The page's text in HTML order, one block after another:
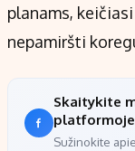
planams,
nepamiršti
Skaitykite
platformoje
Sužinokite